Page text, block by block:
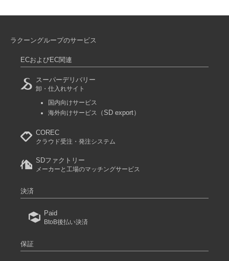
ラクーングループのサービス
ECおよびEC関連
スーパーデリバリー
卸・仕入れサイト
国内向けサービス
海外向けサービス
（SD export）
COREC
クラウド受注・発注システム
SDファクトリー
メーカーと工場のマッチングサービス
決済
Paid
BtoB後払い決済
保証